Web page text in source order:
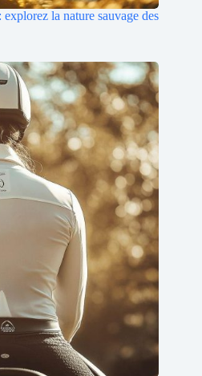
la nature sauvage des